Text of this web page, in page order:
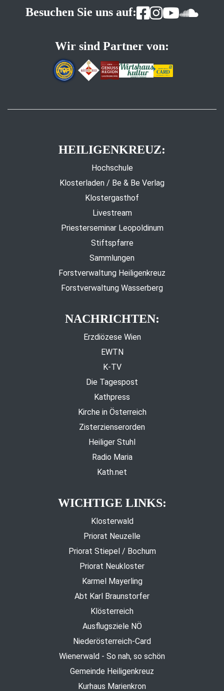
Besuchen Sie uns auf:
Wir sind Partner von:
HEILIGENKREUZ:
Hochschule
Klosterladen / Be & Be Verlag
Klostergasthof
Livestream
Priesterseminar Leopoldinum
Stiftspfarre
Sammlungen
Forstverwaltung Heiligenkreuz
Forstverwaltung Wasserberg
NACHRICHTEN:
Erzdiözese Wien
EWTN
K-TV
Die Tagespost
Kathpress
Kirche in Österreich
Zisterzienserorden
Heiliger Stuhl
Radio Maria
Kath.net
WICHTIGE LINKS:
Klosterwald
Priorat Neuzelle
Priorat Stiepel / Bochum
Priorat Neukloster
Karmel Mayerling
Abt Karl Braunstorfer
Klösterreich
Ausflugsziele NÖ
Niederösterreich-Card
Wienerwald - So nah, so schön
Gemeinde Heiligenkreuz
Kurhaus Marienkron